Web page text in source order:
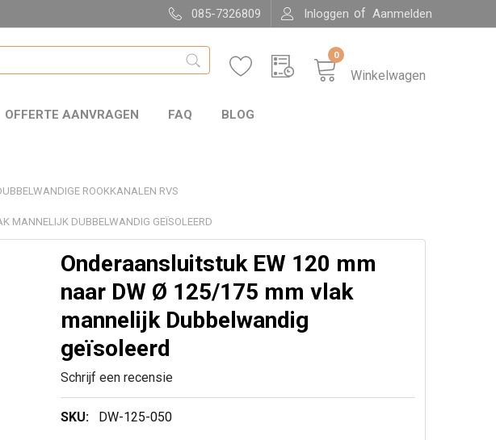
085-7326809 Inloggen of Aanmelden
Winkelwagen
0
OFFERTE AANVRAGEN FAQ BLOG
ROOKKANALEN RVS
MANNELIJK DUBBELWANDIG GEÏSOLEERD
Onderaansluitstuk EW 120 mm
naar DW Ø 125/175 mm vlak
mannelijk Dubbelwandig
geïsoleerd
Schrijf een recensie
SKU: DW-125-050